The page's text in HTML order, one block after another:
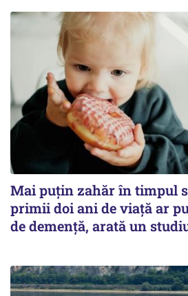
Mai puțin zahăr în timpul
primii doi ani de viață ar
de demență, arată un